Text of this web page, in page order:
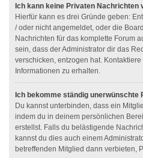
Ich kann keine Privaten Nachrichten
Hierfür kann es drei Gründe geben:
/ oder nicht angemeldet, oder die
Nachrichten für das komplette Forum
sein, dass der Administrator dir das
verschicken, entzogen hat.
Informationen zu erhalten.
Ich bekomme ständig unerwünschte
Du kannst unterbinden, dass ein
indem du in deinem persönlichen
erstellst. Falls du belästigende
kannst du dies auch einem
betreffenden Mitglied dann verbieten,